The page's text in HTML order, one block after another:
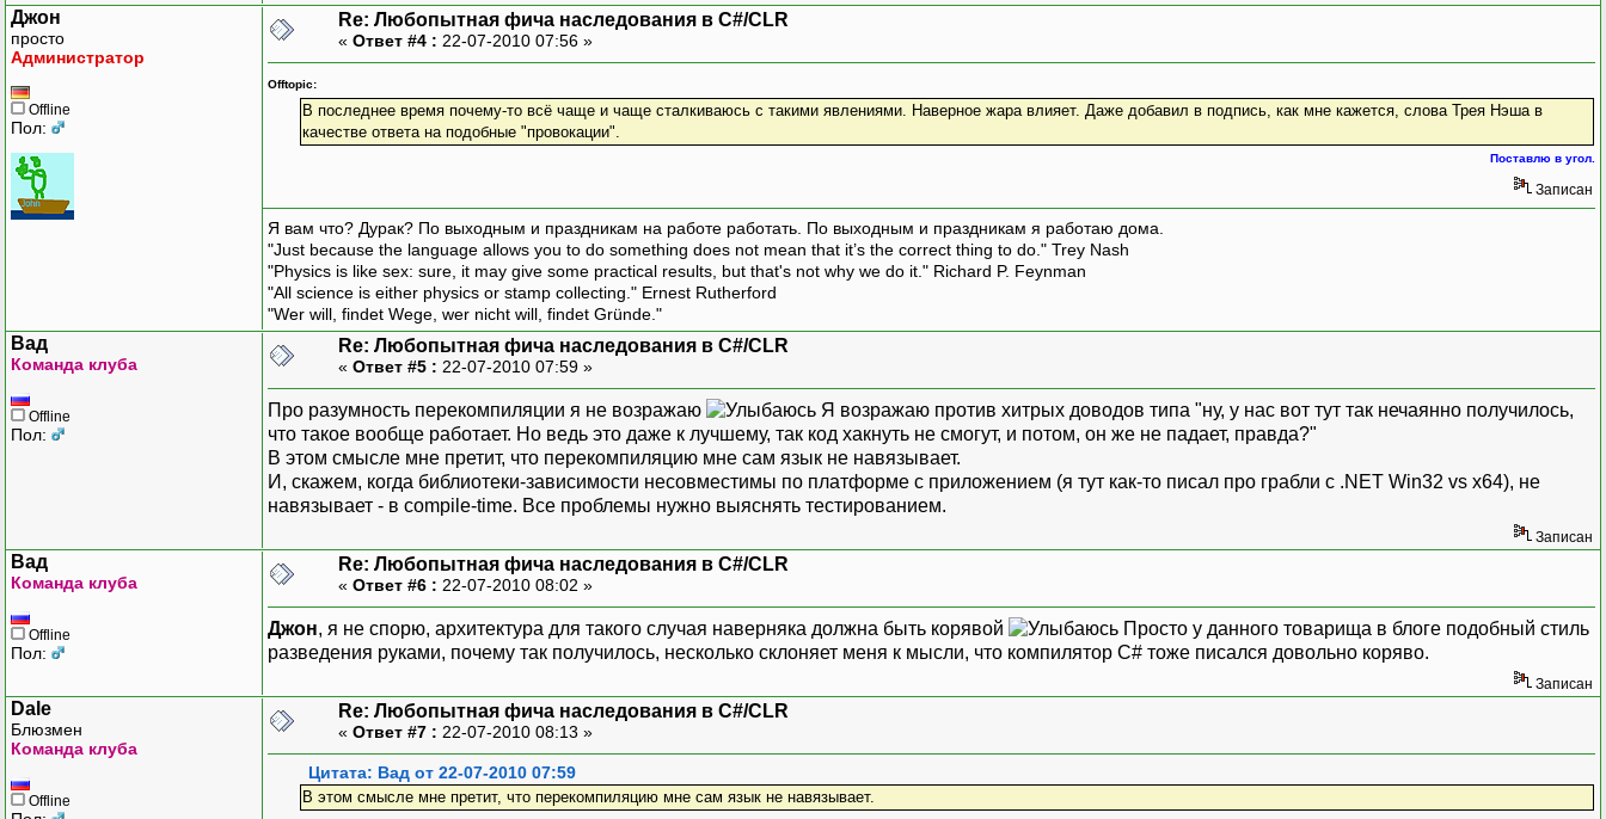
Джон
просто
Администратор
Offline
Пол:
Re: Любопытная фича наследования в C#/CLR
« Ответ #4 : 22-07-2010 07:56 »
Offtopic:
В последнее время почему-то всё чаще и чаще сталкиваюсь с такими явлениями. Наверное жара влияет. Даже добавил в подпись, как мне кажется, слова Трея Нэша в
качестве ответа на подобные "провокации".
Поставлю в угол.
Записан
Я вам что? Дурак? По выходным и праздникам на работе работать. По выходным и праздникам я работаю дома.
"Just because the language allows you to do something does not mean that it’s the correct thing to do." Trey Nash
"Physics is like sex: sure, it may give some practical results, but that's not why we do it." Richard P. Feynman
"All science is either physics or stamp collecting." Ernest Rutherford
"Wer will, findet Wege, wer nicht will, findet Gründe."
Вад
Команда клуба
Offline
Пол:
Re: Любопытная фича наследования в C#/CLR
« Ответ #5 : 22-07-2010 07:59 »
Про разумность перекомпиляции я не возражаю
Я возражаю против хитрых доводов типа "ну, у нас вот тут так нечаянно получилось,
что такое вообще работает. Но ведь это даже к лучшему, так код хакнуть не смогут, и потом, он же не падает, правда?"
В этом смысле мне претит, что перекомпиляцию мне сам язык не навязывает.
И, скажем, когда библиотеки-зависимости несовместимы по платформе с приложением (я тут как-то писал про грабли с .NET Win32 vs x64), не
навязывает - в compile-time. Все проблемы нужно выяснять тестированием.
Записан
Вад
Команда клуба
Offline
Пол:
Re: Любопытная фича наследования в C#/CLR
« Ответ #6 : 22-07-2010 08:02 »
Джон, я не спорю, архитектура для такого случая наверняка должна быть корявой
Просто у данного товарища в блоге подобный стиль
разведения руками, почему так получилось, несколько склоняет меня к мысли, что компилятор C# тоже писался довольно коряво.
Записан
Dale
Блюзмен
Команда клуба
Offline
Re: Любопытная фича наследования в C#/CLR
« Ответ #7 : 22-07-2010 08:13 »
Цитата: Вад от 22-07-2010 07:59
В этом смысле мне претит, что перекомпиляцию мне сам язык не навязывает.